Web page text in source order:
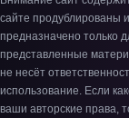
сайте продублированы
предназначено только
представленные
не несёт
использование. Если
ваши авторские права,